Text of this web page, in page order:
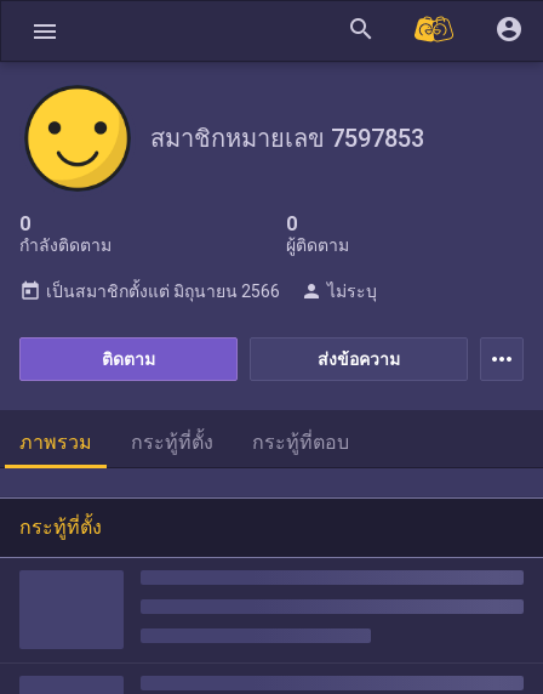
menu search account_circle
สมาชิกหมายเลข 7597853
0
กำลังติดตาม
0
ผู้ติดตาม
ส่งข้อความ
ติดตาม
today เป็นสมาชิกตั้งแต่ มิถุนายน 2566 person ไม่ระบุ
more_horiz
ภาพรวม กระทู้ที่ตั้ง กระทู้ที่ตอบ
กระทู้ที่ตั้ง